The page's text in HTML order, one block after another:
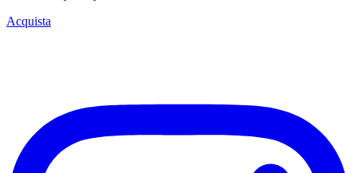
Acquista